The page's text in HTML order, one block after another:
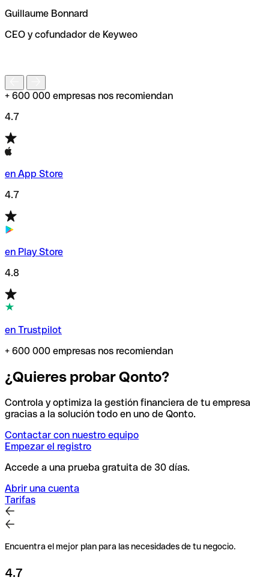
de enviar tu transferencia.
Guillaume Bonnard
CEO y cofundador de Keyweo
+ 600 000 empresas nos recomiendan
4.7
en App Store
4.7
en Play Store
4.8
en Trustpilot
+ 600 000 empresas nos recomiendan
¿Quieres probar Qonto?
Controla y optimiza la gestión financiera de tu empresa
gracias a la solución todo en uno de Qonto.
Contactar con nuestro equipo
Empezar el registro
Accede a una prueba gratuita de 30 días.
Abrir una cuenta
Tarifas
Encuentra el mejor plan para las necesidades de tu negocio.
4.7